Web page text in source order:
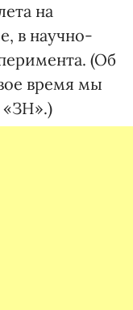
на
в научно-
(Об
время мы
«ЗН».)